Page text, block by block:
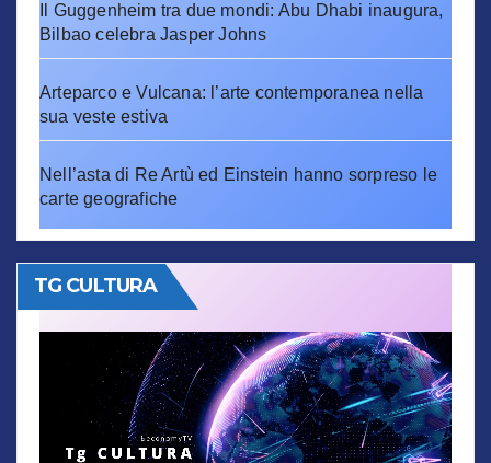
Il Guggenheim tra due mondi: Abu Dhabi inaugura,
Bilbao celebra Jasper Johns
Arteparco e Vulcana: l’arte contemporanea nella
sua veste estiva
Nell’asta di Re Artù ed Einstein hanno sorpreso le
carte geografiche
TG CULTURA